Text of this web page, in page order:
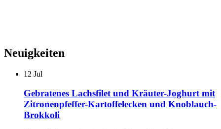
Neuigkeiten
12 Jul
Gebratenes Lachsfilet und Kräuter-Joghurt mit
Zitronenpfeffer-Kartoffelecken und Knoblauch-
Brokkoli